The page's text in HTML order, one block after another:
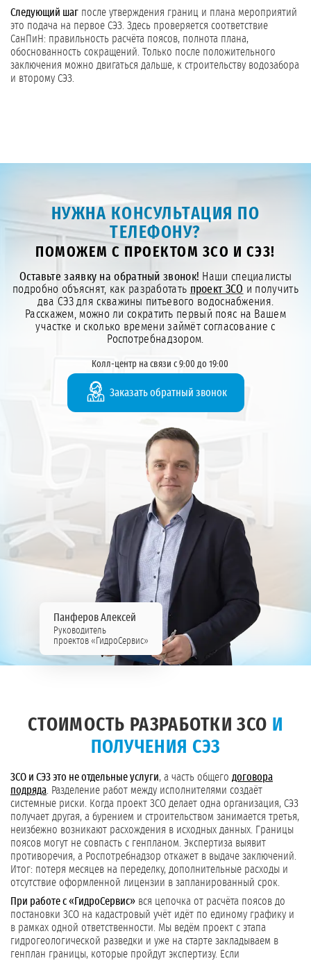
Следующий шаг после утверждения границ и плана мероприятий
это подача на первое СЭЗ. Здесь проверяется соответствие
СанПиН: правильность расчёта поясов, полнота плана,
обоснованность сокращений. Только после положительного
заключения можно двигаться дальше, к строительству водозабора
и второму СЭЗ.
НУЖНА КОНСУЛЬТАЦИЯ ПО
ТЕЛЕФОНУ?
ПОМОЖЕМ С ПРОЕКТОМ ЗСО И СЭЗ!
Оставьте заявку на обратный звонок! Наши специалисты
подробно объяснят, как разработать проект ЗСО и получить
два СЭЗ для скважины питьевого водоснабжения.
Расскажем, можно ли сократить первый пояс на Вашем
участке и сколько времени займёт согласование с
Роспотребнадзором.
Колл-центр на связи с 9:00 до 19:00
Заказать обратный звонок
Панферов Алексей
Руководитель
проектов «ГидроСервис»
СТОИМОСТЬ РАЗРАБОТКИ ЗСО И
ПОЛУЧЕНИЯ СЭЗ
ЗСО и СЭЗ это не отдельные услуги, а часть общего договора
подряда . Разделение работ между исполнителями создаёт
системные риски. Когда проект ЗСО делает одна организация, СЭЗ
получает другая, а бурением и строительством занимается третья,
неизбежно возникают расхождения в исходных данных. Границы
поясов могут не совпасть с генпланом. Экспертиза выявит
противоречия, а Роспотребнадзор откажет в выдаче заключений.
Итог: потеря месяцев на переделку, дополнительные расходы и
отсутствие оформленной лицензии в запланированный срок.
При работе с «ГидроСервис» вся цепочка от расчёта поясов до
постановки ЗСО на кадастровый учёт идёт по единому графику и
в рамках одной ответственности. Мы ведём проект с этапа
гидрогеологической разведки и уже на старте закладываем в
генплан границы, которые пройдут экспертизу. Если